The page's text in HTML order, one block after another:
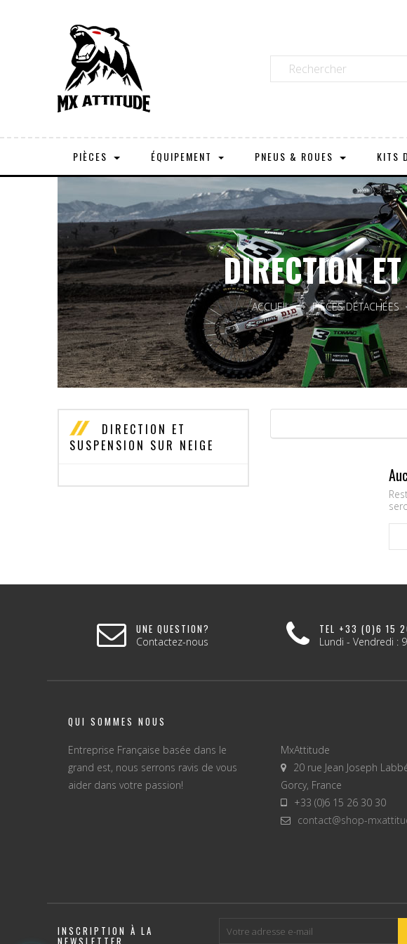
PIÈCES ÉQUIPEMENT PNEUS & ROUES KITS
DIRECTION
ACCUEIL PIÈCES DÉTACHÉES
DIRECTION ET
SUSPENSION SUR NEIGE
UNE QUESTION?
Contactez-nous
TEL +33 (0)6 15
Lundi - Vendredi :
QUI SOMMES NOUS
Entreprise Française basée dans le
grand est, nous serrons ravis de vous
aider dans votre passion!
MxAttitude
20 rue Jean Joseph
Gorcy, France
+33 (0)6 15 26 30 30
contact@shop-
INSCRIPTION À LA
NEWSLETTER